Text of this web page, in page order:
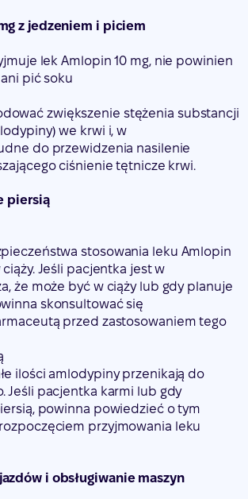
z jedzeniem i piciem
lek Amlopin 10 mg, nie powinien
pić soku
zwiększenie stężenia substancji
we krwi i, w
do przewidzenia nasilenie
ciśnienie tętnicze krwi.
piersią
stosowania leku Amlopin
Jeśli pacjentka jest w
że może być w ciąży lub gdy planuje
skonsultować się
przed zastosowaniem tego
ilości amlodypiny przenikają do
Jeśli pacjentka karmi lub gdy
powinna powiedzieć o tym
przyjmowania leku
i obsługiwanie maszyn